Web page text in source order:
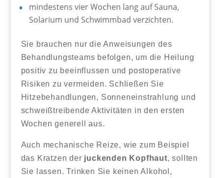
mindestens vier Wochen lang auf Sauna,
Solarium und Schwimmbad verzichten.
Sie brauchen nur die Anweisungen des
Behandlungsteams befolgen, um die Heilung
positiv zu beeinflussen und postoperative
Risiken zu vermeiden. Schließen Sie
Hitzebehandlungen, Sonneneinstrahlung und
schweißtreibende Aktivitäten in den ersten
Wochen generell aus.
Auch mechanische Reize, wie zum Beispiel
das Kratzen der juckenden Kopfhaut, sollten
Sie lassen. Trinken Sie keinen Alkohol,